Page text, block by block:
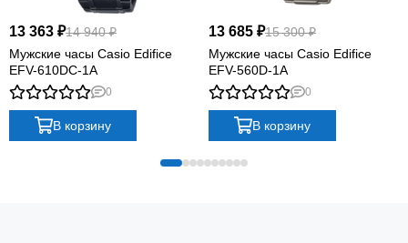
13 363 ₽14 940 ₽
Мужские часы Casio Edifice
EFV-610DC-1A
0
В корзину
13 685 ₽15 300 ₽
Мужские часы Casio Edifice
EFV-560D-1A
0
В корзину